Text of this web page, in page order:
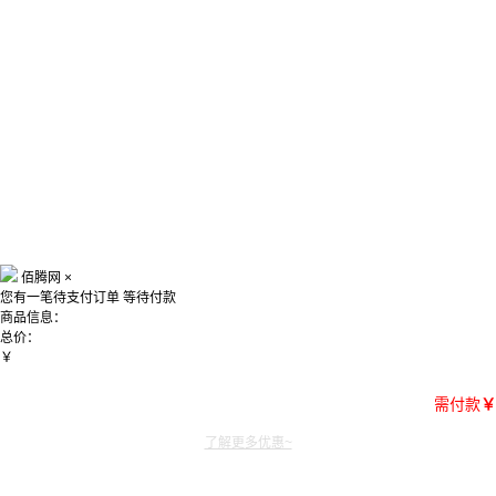
佰腾网 ×
您有一笔待支付订单 等待付款
商品信息：
总价：
￥
需付款￥
了解更多优惠~